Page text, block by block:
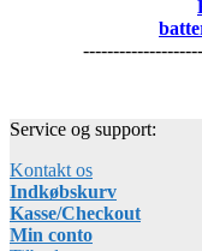
Service og support:
Kontakt os
Indkøbskurv
Kasse/Checkout
Min conto